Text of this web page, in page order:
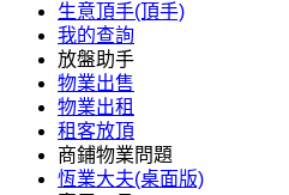
生意頂手(頂手)
我的查詢
放盤助手
物業出售
物業出租
租客放頂
商鋪物業問題
恆業大夫(桌面版)